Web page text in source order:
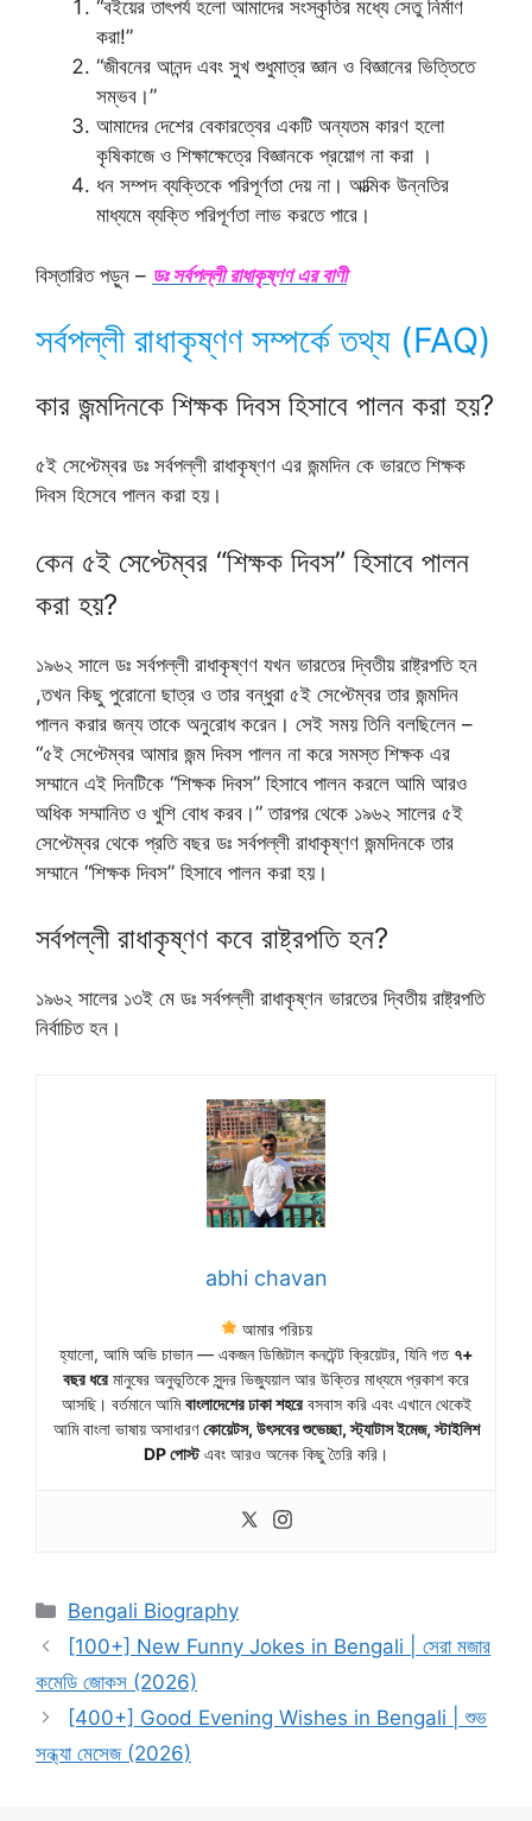
“বইয়ের তাৎপর্য হলো আমাদের সংস্কৃতির মধ্যে সেতু নির্মাণ
করা!”
“জীবনের আনন্দ এবং সুখ শুধুমাত্র জ্ঞান ও বিজ্ঞানের ভিত্তিতে
সম্ভব।”
আমাদের দেশের বেকারত্বের একটি অন্যতম কারণ হলো
কৃষিকাজে ও শিক্ষাক্ষেত্রে বিজ্ঞানকে প্রয়োগ না করা ।
ধন সম্পদ ব্যক্তিকে পরিপূর্ণতা দেয় না। আত্মিক উন্নতির
মাধ্যমে ব্যক্তি পরিপূর্ণতা লাভ করতে পারে।
বিস্তারিত পড়ুন – ডঃ সর্বপল্লী রাধাকৃষ্ণণ এর বাণী
সর্বপল্লী রাধাকৃষ্ণণ সম্পর্কে তথ্য (FAQ)
কার জন্মদিনকে শিক্ষক দিবস হিসাবে পালন করা হয়?
৫ই সেপ্টেম্বর ডঃ সর্বপল্লী রাধাকৃষ্ণণ এর জন্মদিন কে ভারতে শিক্ষক
দিবস হিসেবে পালন করা হয়।
কেন ৫ই সেপ্টেম্বর “শিক্ষক দিবস” হিসাবে পালন
করা হয়?
১৯৬২ সালে ডঃ সর্বপল্লী রাধাকৃষ্ণণ যখন ভারতের দ্বিতীয় রাষ্ট্রপতি হন
,তখন কিছু পুরোনো ছাত্র ও তার বন্ধুরা ৫ই সেপ্টেম্বর তার জন্মদিন
পালন করার জন্য তাকে অনুরোধ করেন। সেই সময় তিনি বলছিলেন –
“৫ই সেপ্টেম্বর আমার জন্ম দিবস পালন না করে সমস্ত শিক্ষক এর
সম্মানে এই দিনটিকে “শিক্ষক দিবস” হিসাবে পালন করলে আমি আরও
অধিক সম্মানিত ও খুশি বোধ করব।” তারপর থেকে ১৯৬২ সালের ৫ই
সেপ্টেম্বর থেকে প্রতি বছর ডঃ সর্বপল্লী রাধাকৃষ্ণণ জন্মদিনকে তার
সম্মানে “শিক্ষক দিবস” হিসাবে পালন করা হয়।
সর্বপল্লী রাধাকৃষ্ণণ কবে রাষ্ট্রপতি হন?
১৯৬২ সালের ১৩ই মে ডঃ সর্বপল্লী রাধাকৃষ্ণন ভারতের দ্বিতীয় রাষ্ট্রপতি
নির্বাচিত হন।
abhi chavan
আমার পরিচয়
হ্যালো, আমি অভি চাভান — একজন ডিজিটাল কনটেন্ট ক্রিয়েটর, যিনি গত ৭+
বছর ধরে মানুষের অনুভূতিকে সুন্দর ভিজ্যুয়াল আর উক্তির মাধ্যমে প্রকাশ করে
আসছি। বর্তমানে আমিবাংলাদেশের ঢাকা শহরেবসবাস করি এবং এখানে থেকেই
আমি বাংলা ভাষায় অসাধারণকোয়েটস, উৎসবের শুভেচ্ছা, স্ট্যাটাস ইমেজ, স্টাইলিশ
DP পোস্টএবং আরও অনেক কিছু তৈরি করি।
Categories
Bengali Biography
[100+] New Funny Jokes in Bengali | সেরা মজার
কমেডি জোকস (2026)
[400+] Good Evening Wishes in Bengali | শুভ
সন্ধ্যা মেসেজ (2026)